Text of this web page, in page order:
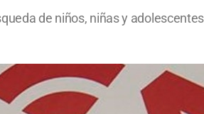
de niños, niñas y